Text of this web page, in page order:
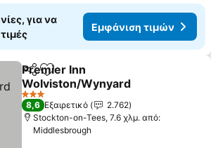
για να
Εμφάνιση τιμών
Κοινοποίηση
Προσθήκη στα αγαπημένα
Premier Inn
Wolviston/Wynyard
Εμφάνιση τιμών
3 Αστέρια
8,6 Εξαιρετικό
2.762
Stockton-on-Tees, 7.6 χλμ. από:
Middlesbrough